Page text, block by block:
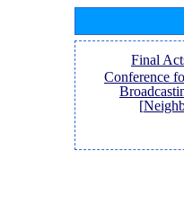
[Final
Conference